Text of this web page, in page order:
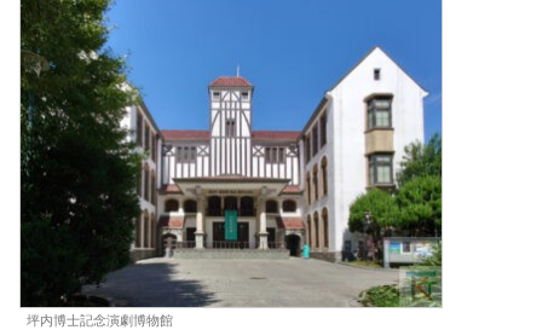
坪内博士記念演劇博物館